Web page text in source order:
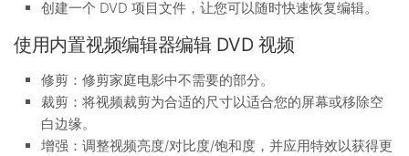
创建一个 DVD 项目文件，让您可以随时快速恢复编辑。
使用内置视频编辑器编辑 DVD 视频
修剪：修剪家庭电影中不需要的部分。
裁剪：将视频裁剪为合适的尺寸以适合您的屏幕或移除空
白边缘。
增强：调整视频亮度/对比度/饱和度，并应用特效以获得更